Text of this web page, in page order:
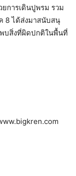
การเดินปูพรม รวม
8 ได้ส่งมาสนับสนุ
บสิ่งที่ผิดปกติในพื้นที่